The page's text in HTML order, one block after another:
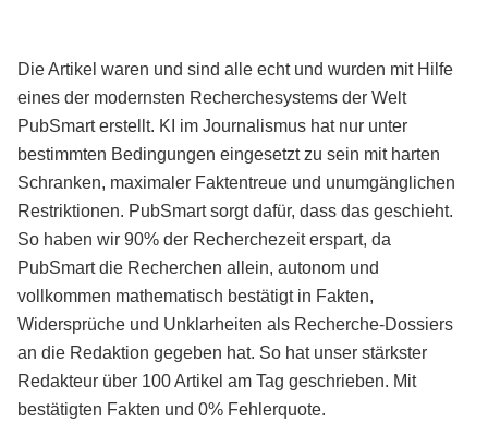
Die Artikel waren und sind alle echt und wurden mit Hilfe
eines der modernsten Recherchesystems der Welt
PubSmart erstellt. KI im Journalismus hat nur unter
bestimmten Bedingungen eingesetzt zu sein mit harten
Schranken, maximaler Faktentreue und unumgänglichen
Restriktionen. PubSmart sorgt dafür, dass das geschieht.
So haben wir 90% der Recherchezeit erspart, da
PubSmart die Recherchen allein, autonom und
vollkommen mathematisch bestätigt in Fakten,
Widersprüche und Unklarheiten als Recherche-Dossiers
an die Redaktion gegeben hat. So hat unser stärkster
Redakteur über 100 Artikel am Tag geschrieben. Mit
bestätigten Fakten und 0% Fehlerquote.